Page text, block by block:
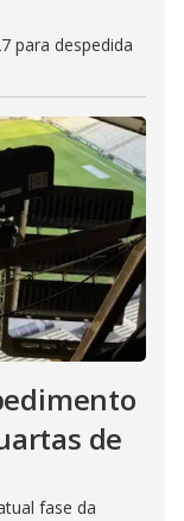
para despedida
de
fase da